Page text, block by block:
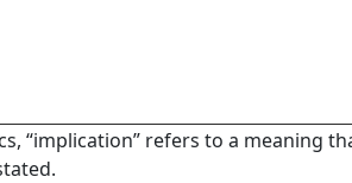
“implication” refers to a meaning